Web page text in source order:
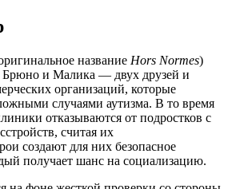
название Hors Normes)
Брюно и Малика — двух друзей и
организаций, которые
случаями аутизма. В то время
отказываются от подростков с
считая их
создают для них безопасное
получает шанс на социализацию.